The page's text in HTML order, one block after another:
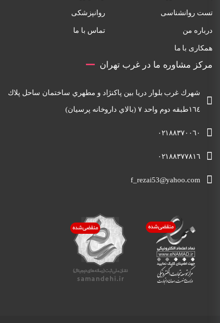
تست روانشناسی روانپزشکی
درباره من تماس با ما
همکاری با ما
مرکز مشاوره ما در غرب تهران
شهرك غرب بلوار دريا بين پاكنژاد و مطهري ساختمان ساحل پلاك
١٦٤طبقه دوم واحد ٧ (بالاي داروخانه پرسيان)
٠٢١٨٨٣٧٠٠٦٠
٠٢١٨٨٣٧٧٨١٦
f_rezai53@yahoo.com